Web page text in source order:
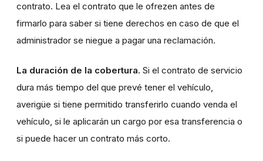
contrato. Lea el contrato que le ofrezen antes de
firmarlo para saber si tiene derechos en caso de que el
administrador se niegue a pagar una reclamación.
La duración de la cobertura. Si el contrato de servicio
dura más tiempo del que prevé tener el vehículo,
averigüe si tiene permitido transferirlo cuando venda el
vehículo, si le aplicarán un cargo por esa transferencia o
si puede hacer un contrato más corto.